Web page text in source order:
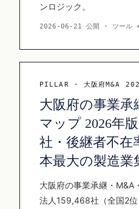
ンロジック。
2026-06-21 公開 · ツール
PILLAR · 大阪府M&A
大阪府の事業
マップ 2026年
社・後継者不在
本最大の製造業
大阪府の事業承継・M&A
法人159,468社（全国2